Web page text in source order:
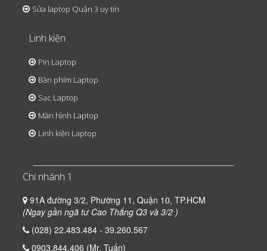
Sửa laptop Quận 3 uy tín
Linh kiện
Pin Laptop
Bàn phím Laptop
Sạc Laptop
Màn hình Laptop
Linh kiện Laptop
Chi nhánh 1
91A đường 3/2, Phường 11, Quận 10, TP.HCM
(Ngay gần ngã tư Cao Thắng Q3 và 3/2 )
(028) 22.483.484 - 39.260.567
0903.844.406 (Mr. Tuấn)